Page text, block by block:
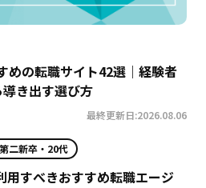
めの転職サイト42選｜経験者
き出す選び方
最終更新日:2026.08.06
第二新卒・20代
用すべきおすすめ転職エージ